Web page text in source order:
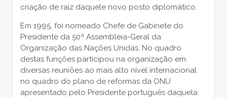
criação de raiz daquele novo posto diplomático.
Em 1995, foi nomeado Chefe de Gabinete do
Presidente da 50ª Assembleia-Geral da
Organização das Nações Unidas. No quadro
destas funções participou na organização em
diversas reuniões ao mais alto nível internacional
no quadro do plano de reformas da ONU
apresentado pelo Presidente português daquela